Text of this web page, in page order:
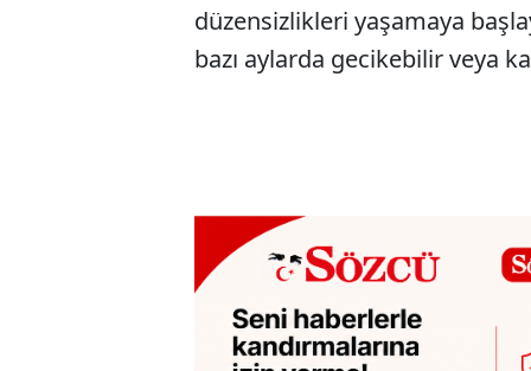
düzensizlikleri yaşamaya
bazı aylarda gecikebilir veya